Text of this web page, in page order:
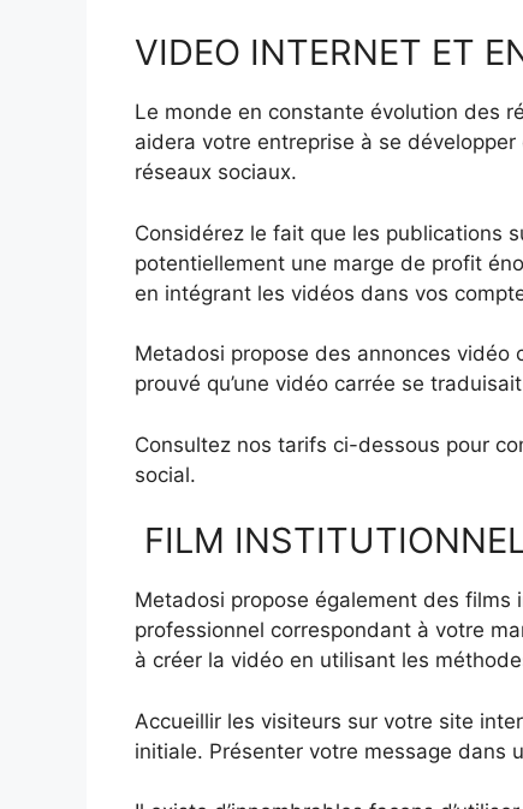
VIDEO INTERNET ET
Le monde en constante évolution des
aidera votre entreprise à se
réseaux sociaux.
Considérez le fait que les publications
potentiellement une marge de profit
en intégrant les vidéos dans vos
Metadosi propose des annonces vidéo
prouvé qu’une vidéo carrée se
Consultez nos tarifs ci-dessous pour
social.
FILM
Metadosi propose également des films
professionnel correspondant à votre
à créer la vidéo en utilisant les
Accueillir les visiteurs sur votre site
initiale. Présenter votre message dans